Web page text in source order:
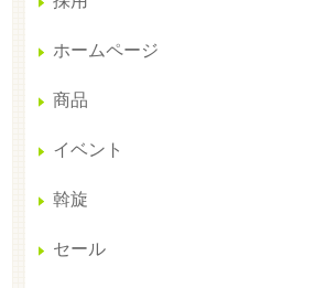
ホームページ
商品
イベント
斡旋
セール